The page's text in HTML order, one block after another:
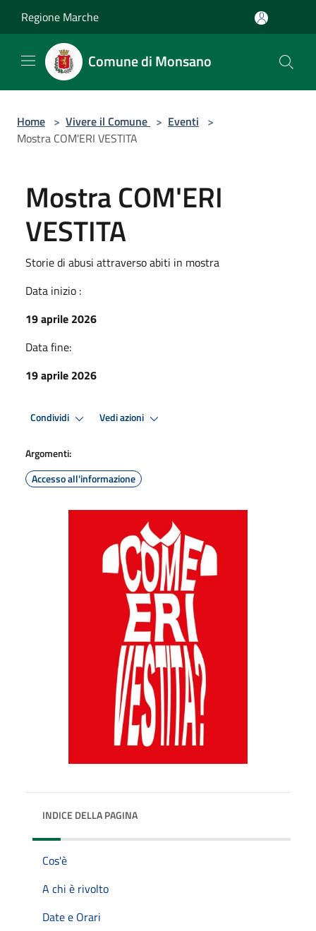
Regione Marche
Comune di Monsano
Home > Vivere il Comune > Eventi >
Mostra COM'ERI VESTITA
Mostra COM'ERI
VESTITA
Storie di abusi attraverso abiti in mostra
Data inizio :
19 aprile 2026
Data fine:
19 aprile 2026
Condividi Vedi azioni
Argomenti:
Accesso all'informazione
INDICE DELLA PAGINA
Cos'è
A chi è rivolto
Date e Orari